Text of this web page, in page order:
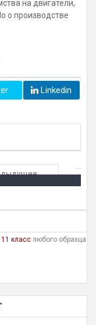
на двигатели,
о производстве
Linkedin
11 класс любого образца